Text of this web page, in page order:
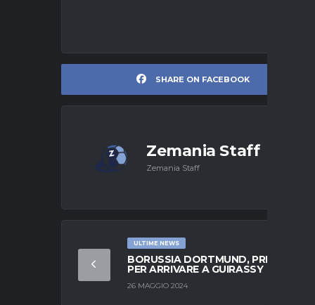
SHARE ON FACEBOOK
Zemania Staff
Zemania Staff
ULTIME NEWS
BORUSSIA DORTMUND, PRESSING
PER ARRIVARE A GUIRASSY
26 MAGGIO 2024